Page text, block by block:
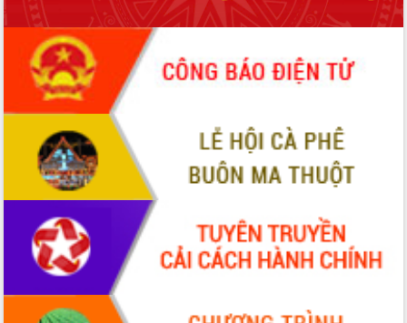
Diễn đàn Kinh tế tư nhân Việt Nam đột
phá cơ chế - Hợp tác công tư
Đề án 06 tạo bước ngoặt đột phá trong
cải cách hành chính tỉnh Đắk Lắk
Kết nối tour, đẩy mạnh chuyển đổi số
để phát triển du lịch Đắk Lắk
Khởi động Dự án Đầu tư xây dựng hạ
tầng kỹ thuật Cụm công nghiệp Tân
Gặp mặt các cơ quan báo chí nhân Kỷ
niệm 101 năm Ngày Báo chí Cách
mạng Việt Nam
Đắk Lắk sơ kết 4 năm triển khai thực
hiện Đề án 06 của Chính phủ
Họp báo thông tin về Hội nghị Công bố
Quy hoạch và Xúc tiến đầu tư tỉnh Đắk